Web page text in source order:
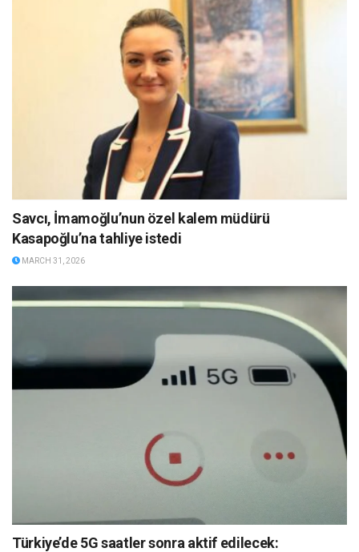
Savcı, İmamoğlu’nun özel kalem müdürü
Kasapoğlu’na tahliye istedi
MARCH 31, 2026
Türkiye’de 5G saatler sonra aktif edilecek: